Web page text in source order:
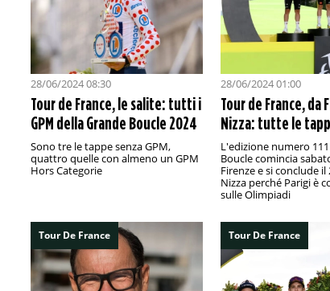
28/06/2024 08:30
Tour de France, le salite: tutti i
GPM della Grande Boucle 2024
Sono tre le tappe senza GPM,
quattro quelle con almeno un GPM
Hors Categorie
28/06/2024 01:00
Tour de France, da
Nizza: tutte le
L'edizione numero
Boucle comincia
Firenze e si conclude il
Nizza perché Parigi è
sulle Olimpiadi
Tour De France Tour De France